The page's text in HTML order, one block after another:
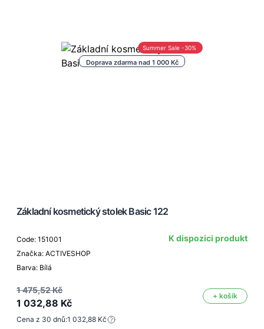
Doprava zdarma nad 1 000 Kč
Summer Sale -30%
Základní kosmetický stolek Basic 122
Code: 151001
Značka: ACTIVESHOP
Barva: Bílá
K dispozici produkt
1 475,52 Kč
1 032,88 Kč
+ košík
Cena z 30 dnů:1 032,88 Kč